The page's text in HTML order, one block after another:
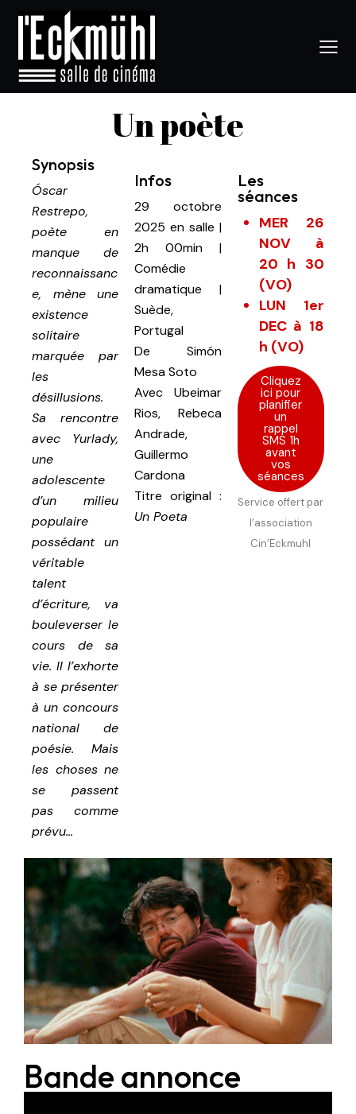
Un poète
Synopsis
Óscar
Restrepo,
poète en
manque de
reconnaissanc
e, mène une
existence
solitaire
marquée par
les
désillusions.
Sa rencontre
avec Yurlady,
une
adolescente
d’un milieu
populaire
possédant un
véritable
talent
d’écriture, va
bouleverser le
cours de sa
vie. Il l’exhorte
à se présenter
à un concours
national de
poésie. Mais
les choses ne
se passent
pas comme
prévu…
Infos
29 octobre
2025en salle |
2h 00min |
Comédie
dramatique |
Suède,
Portugal
De Simón
Mesa Soto
Avec Ubeimar
Rios, Rebeca
Andrade,
Guillermo
Cardona
Titre original :
Un Poeta
Les
séances
MER 26
NOV à
20 h 30
(VO)
LUN 1er
DEC à 18
h (VO)
Cliquez
ici pour
planifier
un
rappel
SMS 1h
avant
vos
séances
Service offert par
l’association
Cin’Eckmuhl
Bande annonce